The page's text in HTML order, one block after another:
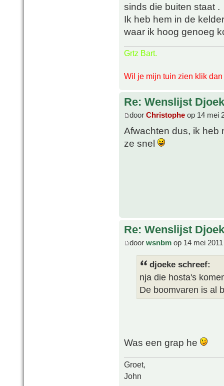
sinds die buiten staat .
Ik heb hem in de
waar ik hoog genoeg
Grtz Bart.
Wil je mijn tuin zien klik dan
Re: Wenslijst
door Christophe op 14 mei
Afwachten dus, ik heb
ze snel
Re: Wenslijst
door wsnbm op 14 mei
djoeke schreef:
nja die hosta's
De boomvaren is al
Was een grap he
Groet,
John